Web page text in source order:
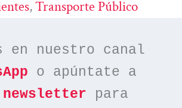
, Transporte Público
en nuestro canal
o apúntate a
newsletter para